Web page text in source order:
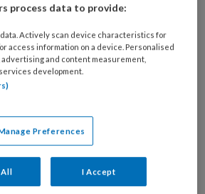
artikel lezen?
een account aan en lees 2
gratis per maand
of abonnement?
process data to provide:
Actively scan device characteristics for
access information on a device. Personalised
and content measurement,
development.
Preferences
All I Accept